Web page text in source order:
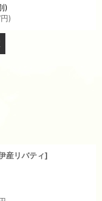
)
円)
産リバティ]